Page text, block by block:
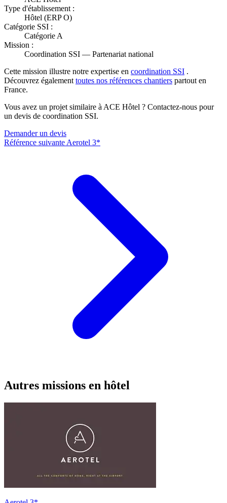
Type d'établissement :
Hôtel (ERP O)
Catégorie SSI :
Catégorie A
Mission :
Coordination SSI — Partenariat national
Cette mission illustre notre expertise en coordination SSI .
Découvrez également toutes nos références chantiers partout en
France.
Vous avez un projet similaire à ACE Hôtel ? Contactez-nous pour
un devis de coordination SSI.
Demander un devis
Référence suivante Aerotel 3*
Autres missions en hôtel